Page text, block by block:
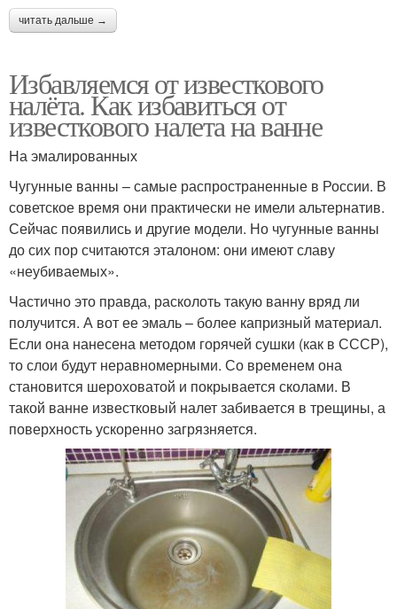
читать дальше →
Избавляемся от известкового
налёта. Как избавиться от
известкового налета на ванне
На эмалированных
Чугунные ванны – самые распространенные в России. В
советское время они практически не имели альтернатив.
Сейчас появились и другие модели. Но чугунные ванны
до сих пор считаются эталоном: они имеют славу
«неубиваемых».
Частично это правда, расколоть такую ванну вряд ли
получится. А вот ее эмаль – более капризный материал.
Если она нанесена методом горячей сушки (как в СССР),
то слои будут неравномерными. Со временем она
становится шероховатой и покрывается сколами. В
такой ванне известковый налет забивается в трещины, а
поверхность ускоренно загрязняется.